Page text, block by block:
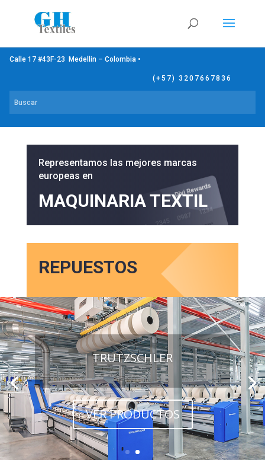
Calle 17 #43F-23 Medellin – Colombia •
(+57) 3207667836
Representamos las mejores marcas
europeas en
MAQUINARIA TEXTIL
REPUESTOS
TRUTZSCHLER
VER PRODUCTOS